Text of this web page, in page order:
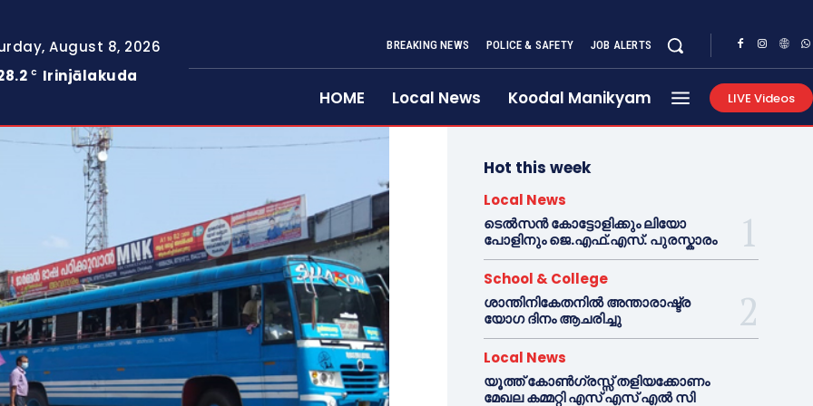
August 8, 2026
C Irinjālakuda
BREAKING NEWS POLICE & SAFETY JOB ALERTS
HOME Local News Koodal Manikyam LIVE Videos
Hot this week
Local News
ടെൽസൻ കോട്ടോളിക്കും ലിയോ
പോളിനും ജെ.എഫ്.എസ്. പുരസ്കാരം
School & College
ശാന്തിനികേതനിൽ അന്താരാഷ്ട്ര
യോഗ ദിനം ആചരിച്ചു
Local News
യൂത്ത് കോൺഗ്രസ്സ് തളിയക്കോണം
മേഖല കമ്മറ്റി എസ് എസ് എൽ സി